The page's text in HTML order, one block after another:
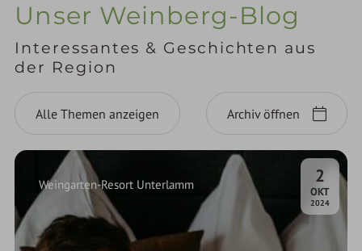
Unser Weinberg-Blog
Interessantes & Geschichten aus
der Region
Alle Themen anzeigen Archiv öffnen
2
OKT.
2024
Weingarten-Resort Unterlamm